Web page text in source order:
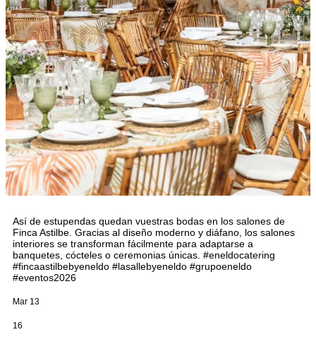
Así de estupendas quedan vuestras bodas en los salones de
Finca Astilbe. Gracias al diseño moderno y diáfano, los salones
interiores se transforman fácilmente para adaptarse a
banquetes, cócteles o ceremonias únicas. #eneldocatering
#fincaastilbebyeneldo #lasallebyeneldo #grupoeneldo
#eventos2026
Mar 13
16